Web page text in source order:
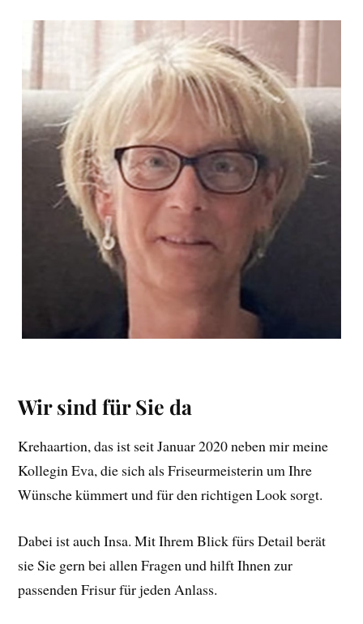
Wir sind für Sie da
Krehaartion, das ist seit Januar 2020 neben mir meine
Kollegin Eva, die sich als Friseurmeisterin um Ihre
Wünsche kümmert und für den richtigen Look sorgt.
Dabei ist auch Insa. Mit Ihrem Blick fürs Detail berät
sie Sie gern bei allen Fragen und hilft Ihnen zur
passenden Frisur für jeden Anlass.